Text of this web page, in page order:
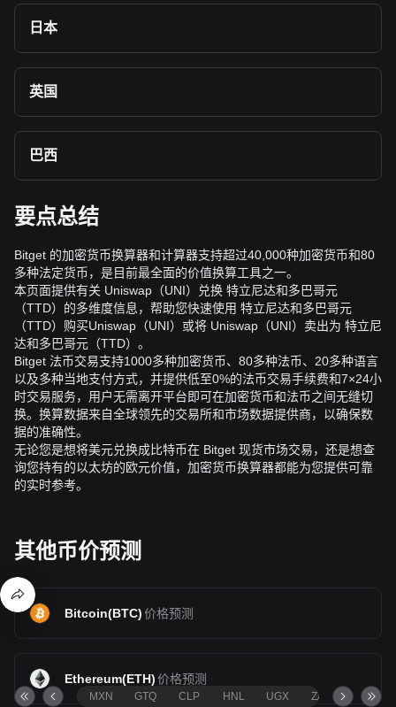
日本
英国
巴西
要点总结
Bitget 的加密货币换算器和计算器支持超过40,000种加密货币和80
多种法定货币，是目前最全面的价值换算工具之一。
本页面提供有关 Uniswap（UNI）兑换 特立尼达和多巴哥元
（TTD）的多维度信息，帮助您快速使用 特立尼达和多巴哥元
（TTD）购买Uniswap（UNI）或将 Uniswap（UNI）卖出为 特立尼
达和多巴哥元（TTD）。
Bitget 法币交易支持1000多种加密货币、80多种法币、20多种语言
以及多种当地支付方式，并提供低至0%的法币交易手续费和7×24小
时交易服务，用户无需离开平台即可在加密货币和法币之间无缝切
换。换算数据来自全球领先的交易所和市场数据提供商，以确保数
据的准确性。
无论您是想将美元兑换成比特币在 Bitget 现货市场交易，还是想查
询您持有的以太坊的欧元价值，加密货币换算器都能为您提供可靠
的实时参考。
其他币价预测
Bitcoin(BTC)价格预测
Ethereum(ETH)价格预测
MXN GTQ CLP HNL UGX ZAR TND